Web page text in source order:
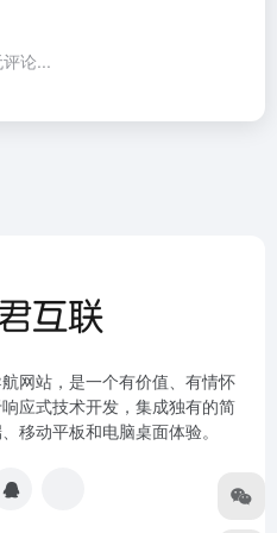
论...
网站，是一个有价值、有情怀
应式技术开发，集成独有的简
移动平板和电脑桌面体验。